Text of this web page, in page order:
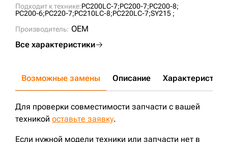
Подходит к технике:PC200LC-7;PC200-7;PC200-8;
PC200-6;PC220-7;PC210LC-8;PC220LC-7;SY215 ;
Производитель: OEM
Все характеристики
Возможные замены Описание Характеристики
Для проверки совместимости запчасти с вашей
техникой оставьте заявку.
Если нужной модели техники или запчасти нет в